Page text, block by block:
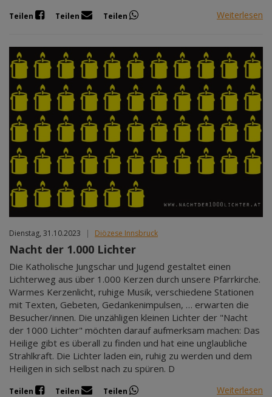
Teilen Teilen Teilen Weiterlesen
Dienstag, 31.10.2023 | Diözese Innsbruck
Nacht der 1.000 Lichter
Die Katholische Jungschar und Jugend gestaltet einen
Lichterweg aus über 1.000 Kerzen durch unsere Pfarrkirche.
Warmes Kerzenlicht, ruhige Musik, verschiedene Stationen
mit Texten, Gebeten, Gedankenimpulsen, … erwarten die
Besucher/innen. Die unzähligen kleinen Lichter der "Nacht
der 1000 Lichter" möchten darauf aufmerksam machen: Das
Heilige gibt es überall zu finden und hat eine unglaubliche
Strahlkraft. Die Lichter laden ein, ruhig zu werden und dem
Heiligen in sich selbst nach zu spüren. D
Teilen Teilen Teilen Weiterlesen